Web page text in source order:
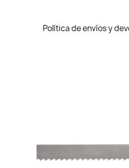
Política de envíos y